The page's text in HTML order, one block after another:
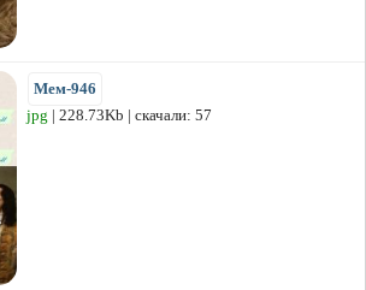
Мем-946
jpg | 228.73Kb | скачали: 57